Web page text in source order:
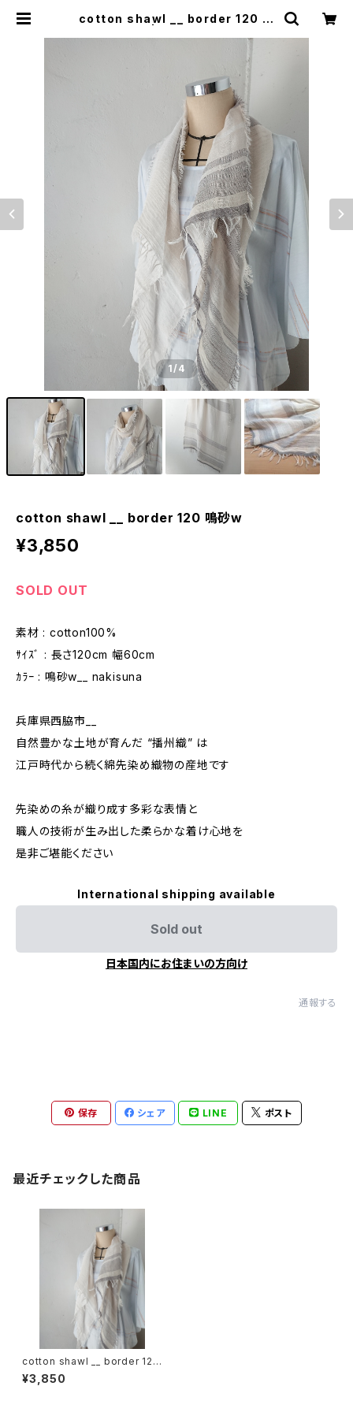
cotton shawl __ border 120 鳴
1/4
cotton shawl __ border 120 鳴砂w
¥3,850
SOLD OUT
素材 : cotton100%
ｻｲｽﾞ : 長さ120cm 幅60cm
ｶﾗｰ : 鳴砂w__ nakisuna
兵庫県西脇市__
自然豊かな土地が育んだ “播州織” は
江戸時代から続く綿先染め織物の産地です
先染めの糸が織り成す多彩な表情と
職人の技術が生み出した柔らかな着け心地を
是非ご堪能ください
International shipping available
Sold out
日本国内にお住まいの方向け
通報する
保存 シェア LINE ポスト
最近チェックした商品
cotton shawl __ border 120
鳴砂w
¥3,850